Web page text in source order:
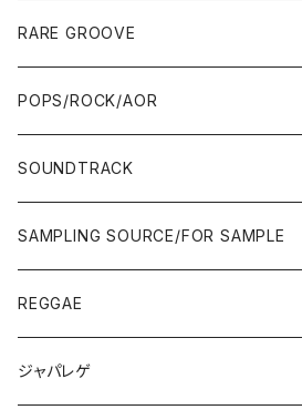
JAPAN ONLY RELEASE/REMIX
JAPAN ONLY RELEASE/REMIX
CD ALBUM
80'S
80'S
60'S/70'S
80'S
70'S
80'S
12"/7"
70'S
80'S
JAZZ
FUSION
RARE GROOVE
POPS/ROCK/AOR
POPS/S.S.W.
ROCK/AOR
SOUNDTRACK
LP
JAPANESE
OTHERS
7"/12"
JAPANESE
SAMPLING SOURCE/FOR SAMPLE
REGGAE
ジャパレゲ